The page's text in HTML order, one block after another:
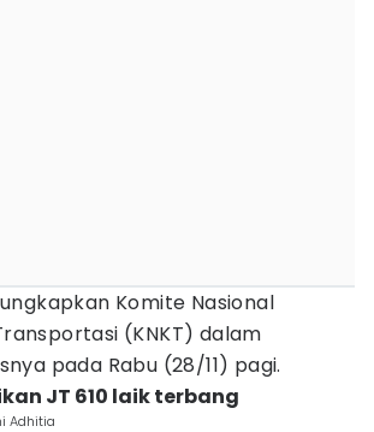
Komite Nasional
(KNKT) dalam
pada Rabu (28/11) pagi.
JT 610 laik terbang
Adhitia